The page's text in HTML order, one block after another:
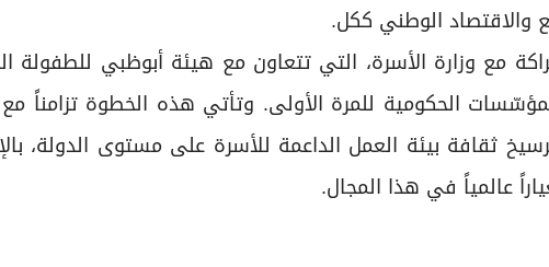
والاقتصاد الوطني ككل.
مع وزارة الأسرة، التي تتعاون مع هيئة أبوظبي للطفولة
الحكومية للمرة الأولى. وتأتي هذه الخطوة تزامناً مع
لترسيخ ثقافة بيئة العمل الداعمة للأسرة على مستوى الدولة،
عالمياً في هذا المجال.